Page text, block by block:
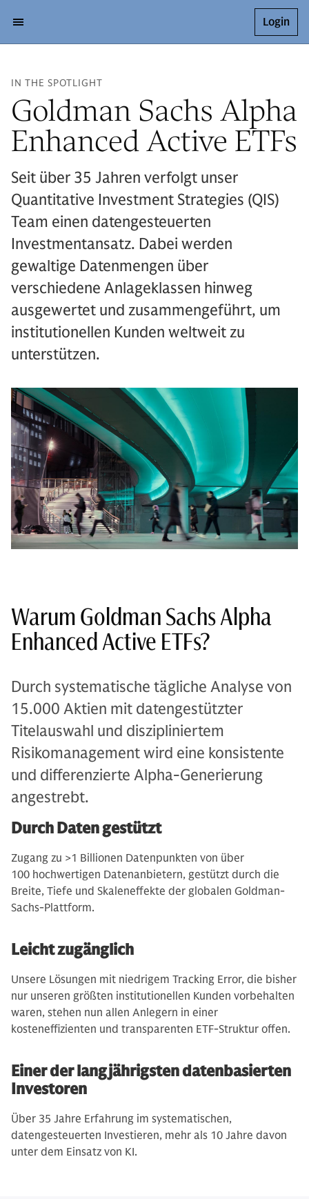
Login
IN THE SPOTLIGHT
Goldman Sachs Alpha
Enhanced Active ETFs
Seit über 35 Jahren verfolgt unser
Quantitative Investment Strategies (QIS)
Team einen datengesteuerten
Investmentansatz. Dabei werden
gewaltige Datenmengen über
verschiedene Anlageklassen hinweg
ausgewertet und zusammengeführt, um
institutionellen Kunden weltweit zu
unterstützen.
Warum Goldman Sachs Alpha
Enhanced Active ETFs?
Durch systematische tägliche Analyse von
15.000 Aktien mit datengestützter
Titelauswahl und diszipliniertem
Risikomanagement wird eine konsistente
und differenzierte Alpha-Generierung
angestrebt.
Durch Daten gestützt
Zugang zu >1 Billionen Datenpunkten von über
100 hochwertigen Datenanbietern, gestützt durch die
Breite, Tiefe und Skaleneffekte der globalen Goldman-
Sachs-Plattform.
Leicht zugänglich
Unsere Lösungen mit niedrigem Tracking Error, die bisher
nur unseren größten institutionellen Kunden vorbehalten
waren, stehen nun allen Anlegern in einer
kosteneffizienten und transparenten ETF-Struktur offen.
Einer der langjährigsten datenbasierten
Investoren
Über 35 Jahre Erfahrung im systematischen,
datengesteuerten Investieren, mehr als 10 Jahre davon
unter dem Einsatz von KI.